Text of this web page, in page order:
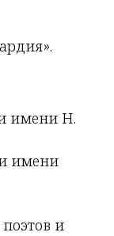
имени Н.
имени
и